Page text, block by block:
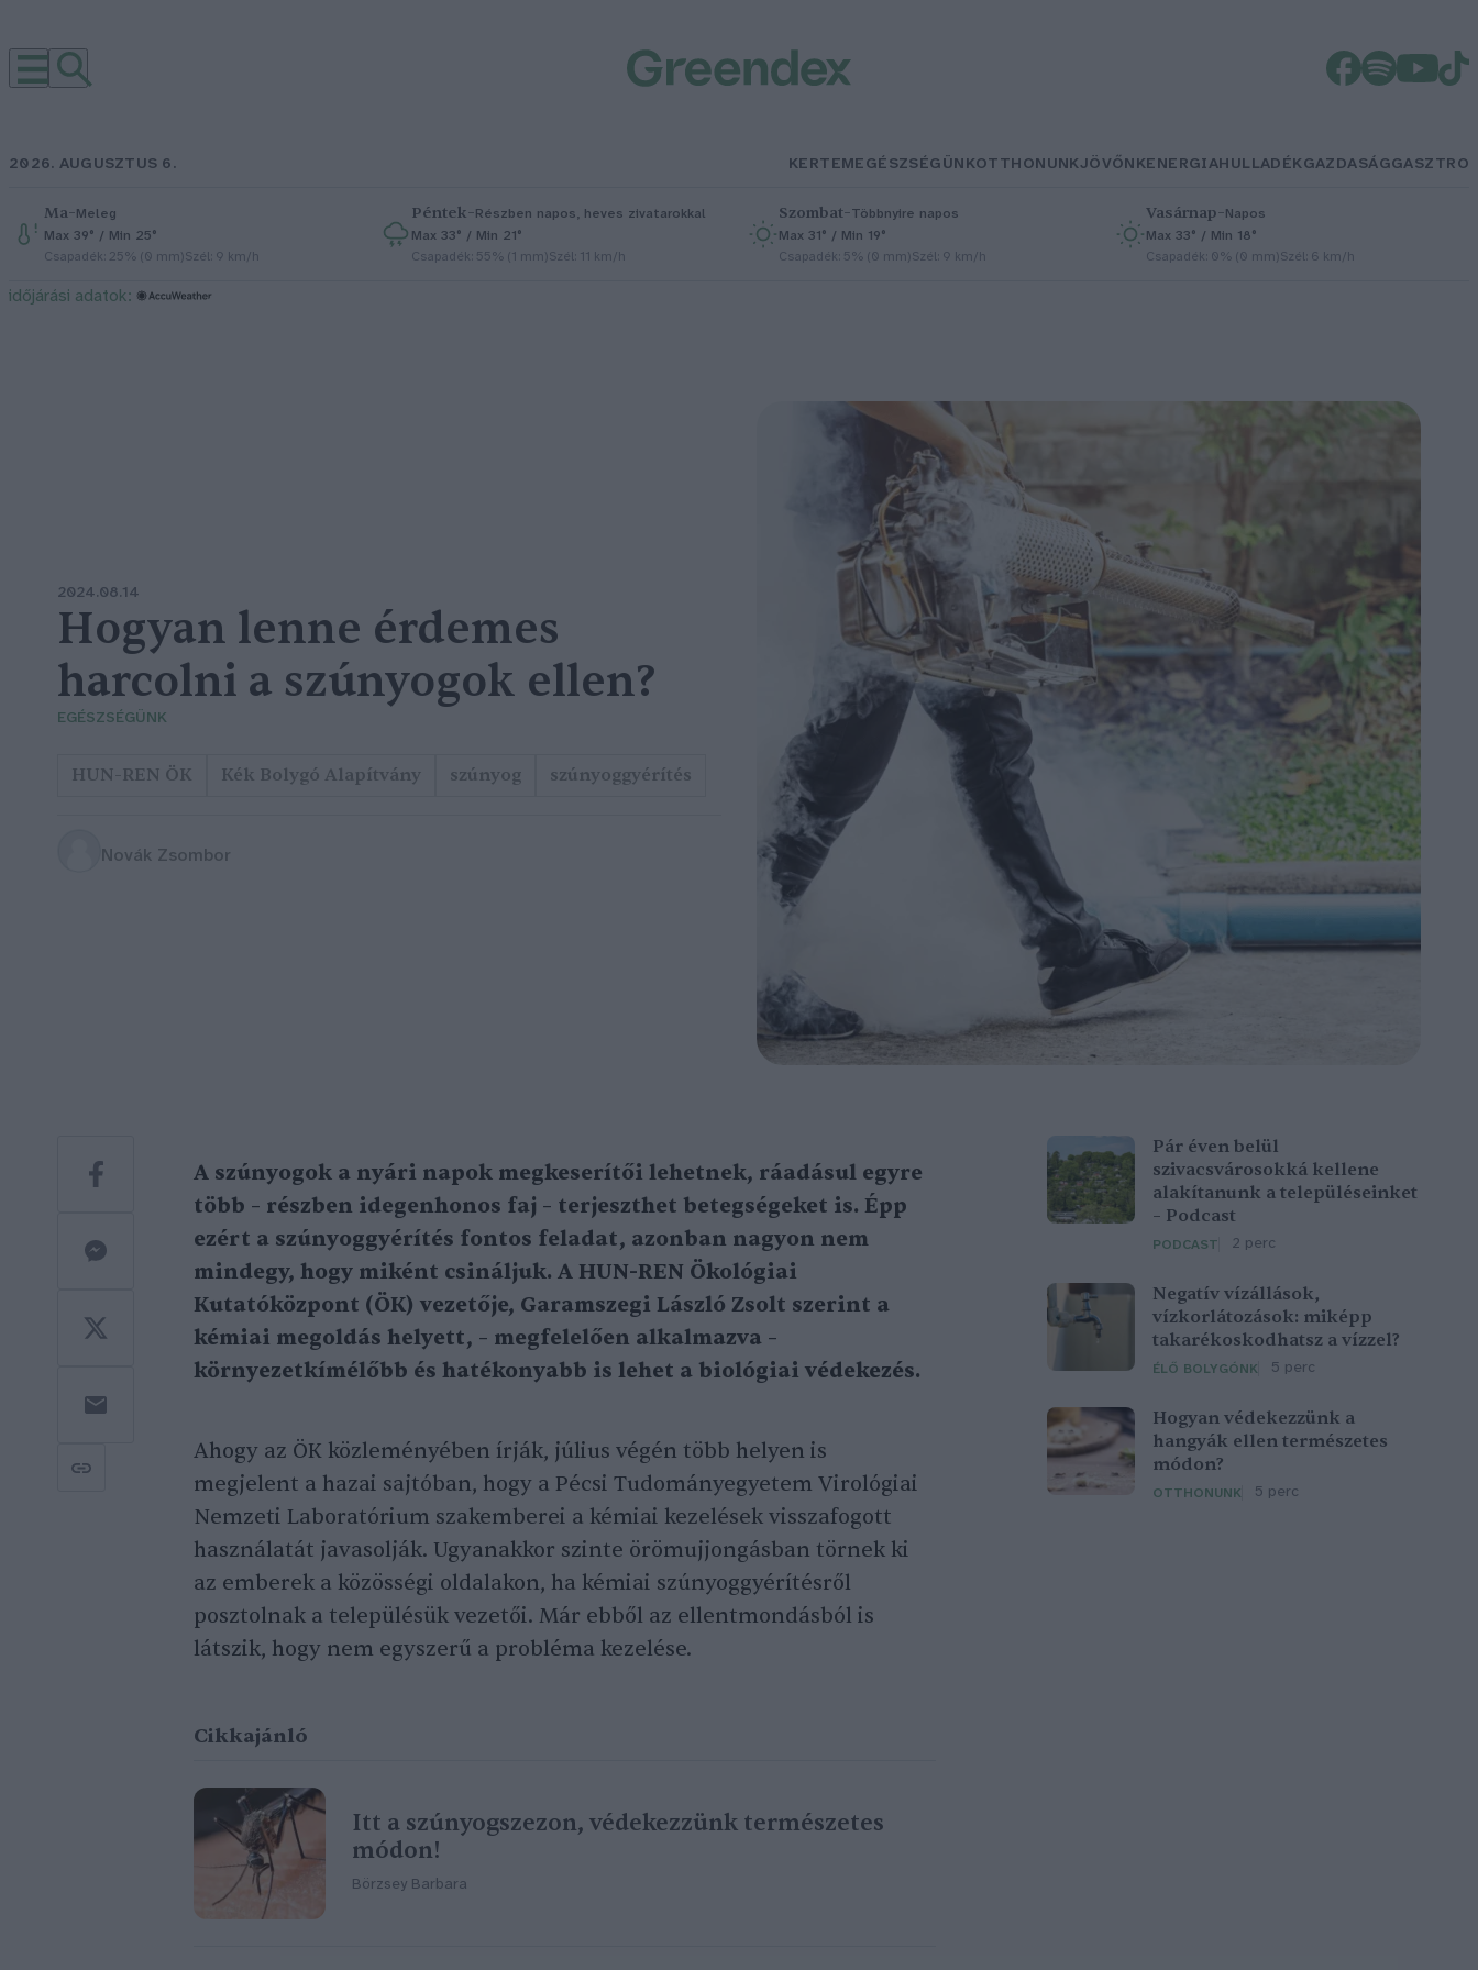
2026. AUGUSZTUS 6. KERTEMEGÉSZSÉGÜNKOTTHONUNKJÖVŐNKENERGIAHULLADÉKGAZDASÁGGASZTRO
Ma–Meleg
Max 39° / Min 25°
Csapadék: 25% (0 mm)Szél: 9 km/h
Péntek–Részben napos, heves zivatarokkal
Max 33° / Min 21°
Csapadék: 55% (1 mm)Szél: 11 km/h
Szombat–Többnyire napos
Max 31° / Min 19°
Csapadék: 5% (0 mm)Szél: 9 km/h
Vasárnap–Napos
Max 33° / Min 18°
Csapadék: 0% (0 mm)Szél: 6 km/h
időjárási adatok:
2024.08.14
Hogyan lenne érdemes
harcolni a szúnyogok ellen?
EGÉSZSÉGÜNK
HUN-REN ÖK Kék Bolygó Alapítvány szúnyog szúnyoggyérítés
Novák Zsombor
A szúnyogok a nyári napok megkeserítői lehetnek, ráadásul egyre
több – részben idegenhonos faj – terjeszthet betegségeket is. Épp
ezért a szúnyoggyérítés fontos feladat, azonban nagyon nem
mindegy, hogy miként csináljuk. A HUN-REN Ökológiai
Kutatóközpont (ÖK) vezetője, Garamszegi László Zsolt szerint a
kémiai megoldás helyett, – megfelelően alkalmazva –
környezetkímélőbb és hatékonyabb is lehet a biológiai védekezés.
Ahogy az ÖK közleményében írják, július végén több helyen is
megjelent a hazai sajtóban, hogy a Pécsi Tudományegyetem Virológiai
Nemzeti Laboratórium szakemberei a kémiai kezelések visszafogott
használatát javasolják. Ugyanakkor szinte örömujjongásban törnek ki
az emberek a közösségi oldalakon, ha kémiai szúnyoggyérítésről
posztolnak a településük vezetői. Már ebből az ellentmondásból is
látszik, hogy nem egyszerű a probléma kezelése.
Cikkajánló
Itt a szúnyogszezon, védekezzünk természetes
módon!
Börzsey Barbara
Pár éven belül
szivacsvárosokká kellene
alakítanunk a településeinket
– Podcast
PODCAST 2 perc
Negatív vízállások,
vízkorlátozások: miképp
takarékoskodhatsz a vízzel?
ÉLŐ BOLYGÓNK 5 perc
Hogyan védekezzünk a
hangyák ellen természetes
módon?
OTTHONUNK 5 perc